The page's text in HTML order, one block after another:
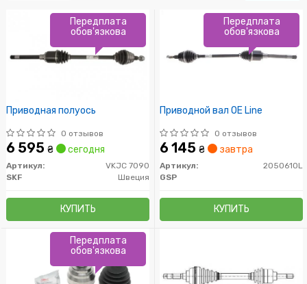
Приводная полуось
0 отзывов
6 595 ₴ сегодня
Артикул:
VKJC 7090
SKF
Швеция
КУПИТЬ
Передплата
обов'язкова
Приводной вал OE Line
0 отзывов
6 145 ₴ завтра
Артикул:
205061OL
GSP
КУПИТЬ
Передплата
обов'язкова
Передплата
обов'язкова